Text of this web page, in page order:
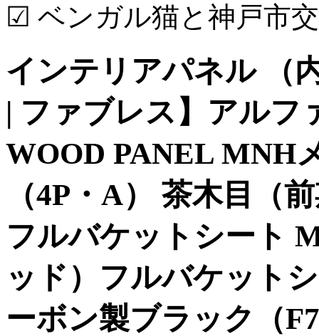
☑ ベンガル猫と神戸市
インテリアパネル （
| ファブレス】アルフ
WOOD PANEL MNH
（4P・A） 茶木目（
フルバケットシート
ッド）フルバケット
ーボン製ブラック（